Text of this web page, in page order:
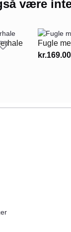
være
Fugle
kr.169.00